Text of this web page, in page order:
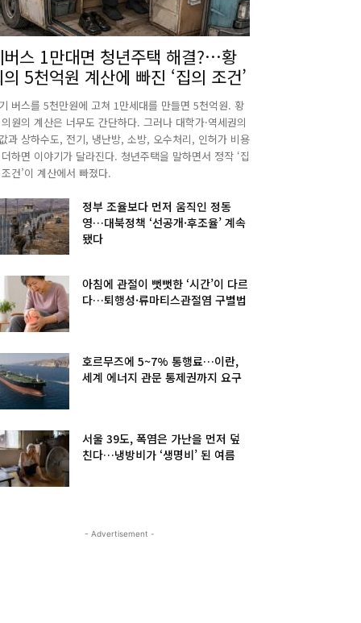
버스 1만대면 청년주택 해결?…황
5천억원 계산에 빠진 ‘집의 조건’
버스를 5천만원에 고쳐 1만세대를 만들면 5천억원. 황
원의 계산은 너무도 간단하다. 그러나 대학가·역세권의
과 상하수도, 전기, 냉난방, 소방, 오수처리, 인허가 비용
하면 이야기가 달라진다. 청년주택을 말하면서 정작 ‘집
건’이 계산에서 빠졌다.
정부 조율보다 먼저 움직인 정동
영…대북정책 ‘선공개·후조율’ 계속
됐다
아침에 관절이 뻣뻣한 ‘시간’이 다르
다…퇴행성·류마티스관절염 구별법
호르무즈에 5~7% 통행료…이란,
세계 에너지 관문 통제권까지 요구
서울 39도, 폭염은 가난을 먼저 덮
친다…냉방비가 ‘생명비’ 된 여름
- Advertisement -